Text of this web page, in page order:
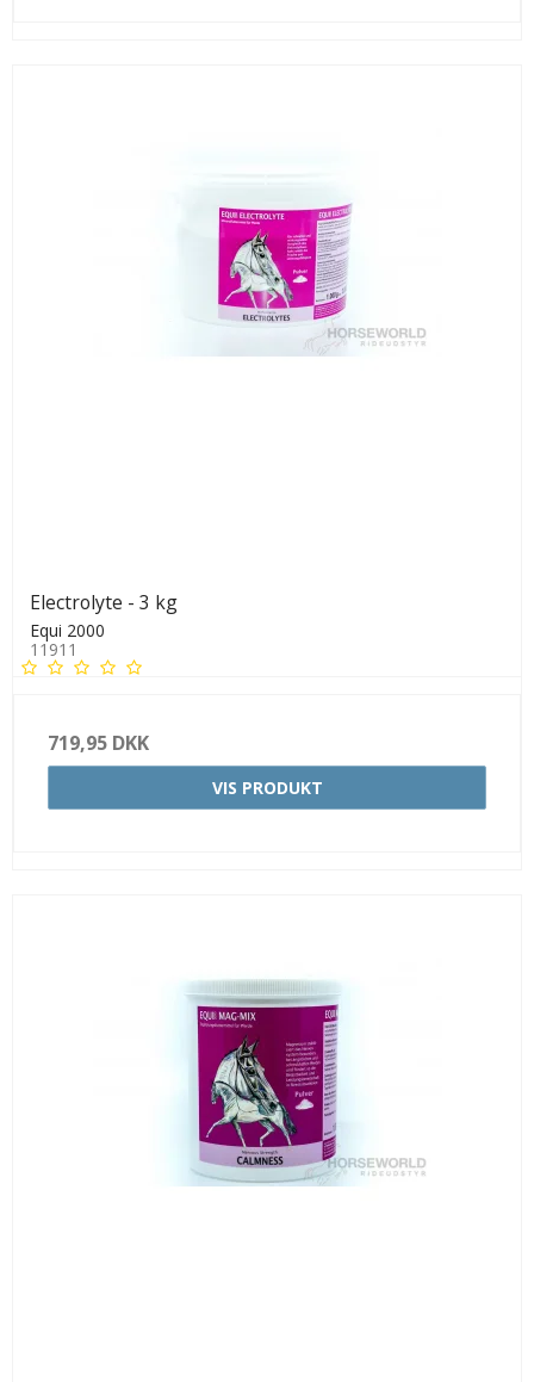
Electrolyte - 3 kg
Equi 2000
11911
719,95 DKK
VIS PRODUKT